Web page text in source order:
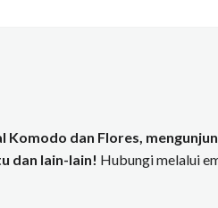
dan Flores,
dan lain-lain! Hubungi melalui